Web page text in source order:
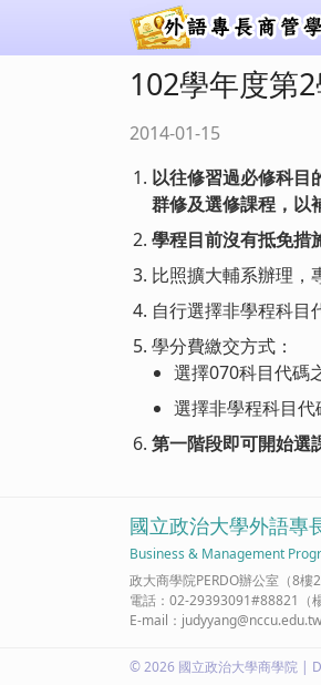
102學年度第
2014-01-15
以往修習過必修科目
群修及選修課程，以
學程目前沒有抵免措
比照擴大輔系辦理，
自行選擇非學程科目
學分費繳交方式：
選擇070科目代碼
選擇非學程科目代
第一階段即可開始選
國立政治大學外語專
Business & Management
政大商學院PERDO辦公室（8樓
電話：02-29393091#88821（楊
E-mail：judyyang@nccu.edu.tw
© 2026 國立政治大學商學院 |